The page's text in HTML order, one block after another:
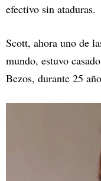
efectivo sin ataduras.
Scott, ahora uno de
mundo, estuvo
Bezos, durante 25